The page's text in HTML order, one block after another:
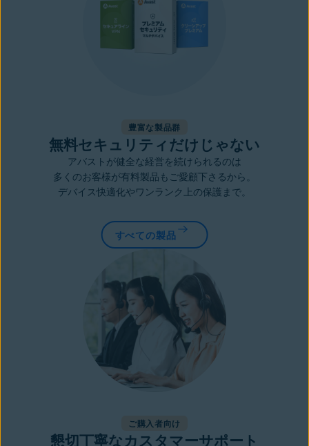
豊富な製品群
無料セキュリティだけじゃない
アバストが健全な経営を続けられるのは
多くのお客様が有料製品もご愛顧下さるから。
デバイス快適化やワンランク上の保護まで。
すべての製品
ご購入者向け
懇切丁寧なカスタマーサポート